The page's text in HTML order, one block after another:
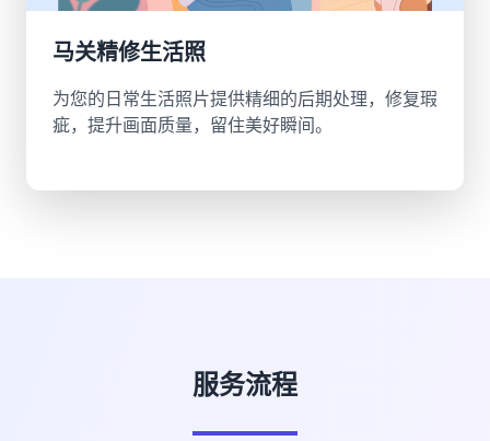
马关精修生活照
为您的日常生活照片提供精细的后期处理，修复瑕
疵，提升画面质量，留住美好瞬间。
服务流程